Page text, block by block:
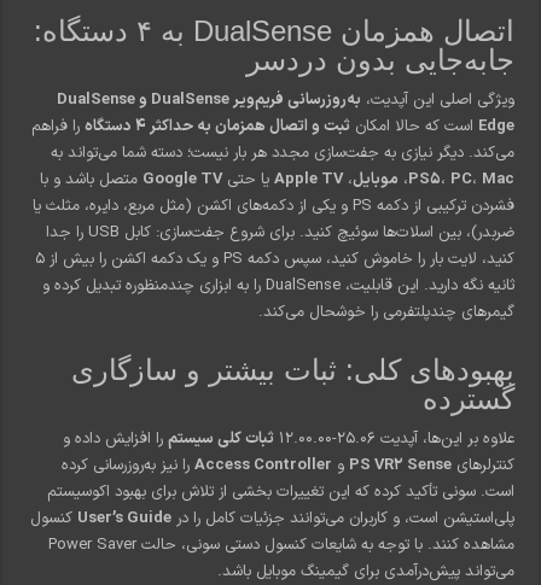
اتصال همزمان DualSense به ۴ دستگاه:
جابه‌جایی بدون دردسر
ویژگی اصلی این آپدیت،
به‌روزرسانی فریم‌ویر DualSense و DualSense
Edge است که حالا امکان ثبت و اتصال همزمان به حداکثر ۴ دستگاه
را فراهم
می‌کند. دیگر نیازی به جفت‌سازی مجدد هر بار نیست؛ دسته شما می‌تواند به
PS5، PC، Mac ، موبایل،Apple TV یا حتیGoogle TV متصل باشد و با
فشردن ترکیبی از دکمه PS و یکی از دکمه‌های اکشن (مثل مربع، دایره، مثلث یا
ضربدر)، بین اسلات‌ها سوئیچ کنید. برای شروع جفت‌سازی: کابل USB را جدا
کنید، لایت بار را خاموش کنید، سپس دکمه PS و یک دکمه اکشن را بیش از ۵
ثانیه نگه دارید. این قابلیت، DualSense را به ابزاری چندمنظوره تبدیل کرده و
گیمرهای چندپلتفرمی را خوشحال می‌کند.
بهبودهای کلی: ثبات بیشتر و سازگاری
گسترده
علاوه بر این‌ها، آپدیت ۲۵.۰۶-۱۲.۰۰.۰۰ ثبات کلی سیستم را افزایش داده و
کنترلرهایPS VR2 Sense و Access Controller را نیز به‌روزرسانی کرده
است. سونی تأکید کرده که این تغییرات بخشی از تلاش برای بهبود اکوسیستم
پلی‌استیشن است، و کاربران می‌توانند جزئیات کامل را درUser’s Guide کنسول
مشاهده کنند. با توجه به شایعات کنسول دستی سونی، حالت Power Saver
می‌تواند پیش‌درآمدی برای گیمینگ موبایل باشد.